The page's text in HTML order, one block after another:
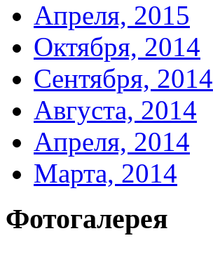
Апреля, 2015
Октября, 2014
Сентября, 2014
Августа, 2014
Апреля, 2014
Марта, 2014
Фотогалерея